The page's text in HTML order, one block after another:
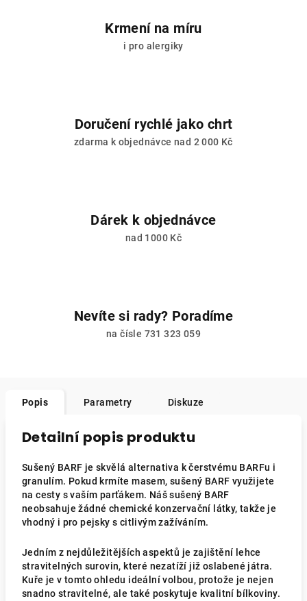
Krmení na míru
i pro alergiky
Doručení rychlé jako chrt
zdarma k objednávce nad 2 000 Kč
Dárek k objednávce
nad 1000 Kč
Nevíte si rady? Poradíme
na čísle 731 323 059
Popis Parametry Diskuze
Detailní popis produktu
Sušený BARF je skvělá alternativa k čerstvému BARFu i
granulím. Pokud krmíte masem, sušený BARF využijete
na cesty s vaším parťákem. Náš sušený BARF
neobsahuje žádné chemické konzervační látky, takže je
vhodný i pro pejsky s citlivým zažíváním.
Jedním z nejdůležitějších aspektů je zajištění lehce
stravitelných surovin, které nezatíží již oslabené játra.
Kuře je v tomto ohledu ideální volbou, protože je nejen
snadno stravitelné, ale také poskytuje kvalitní bílkoviny.